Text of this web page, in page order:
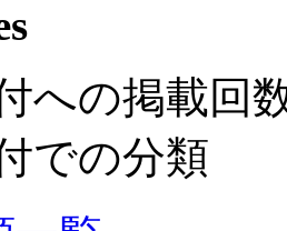
への掲載回
での分類